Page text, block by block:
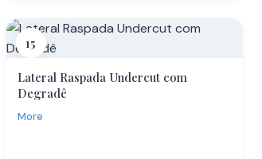
15
Lateral Raspada Undercut com
Degradê
More